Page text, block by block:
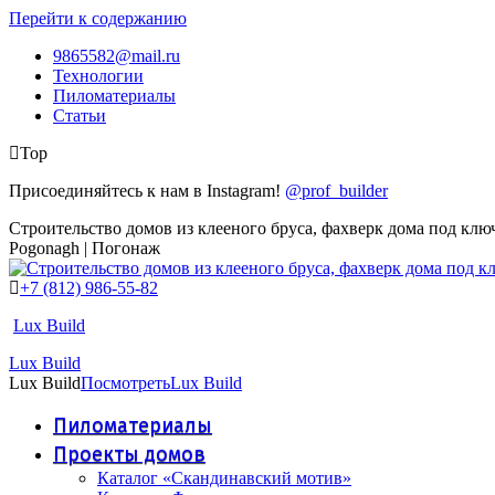
Перейти к содержанию
9865582@mail.ru
Технологии
Пиломатериалы
Статьи
Top
Присоединяйтесь к нам в Instagram! @prof_builder
Строительство домов из клееного бруса, фахверк дома под
Pogonagh | Погонаж
+7 (812) 986-55-82
Lux Build
Lux Build
Lux BuildПосмотретьLux Build
Пиломатериалы
Проекты домов
Каталог «Скандинавский мотив»